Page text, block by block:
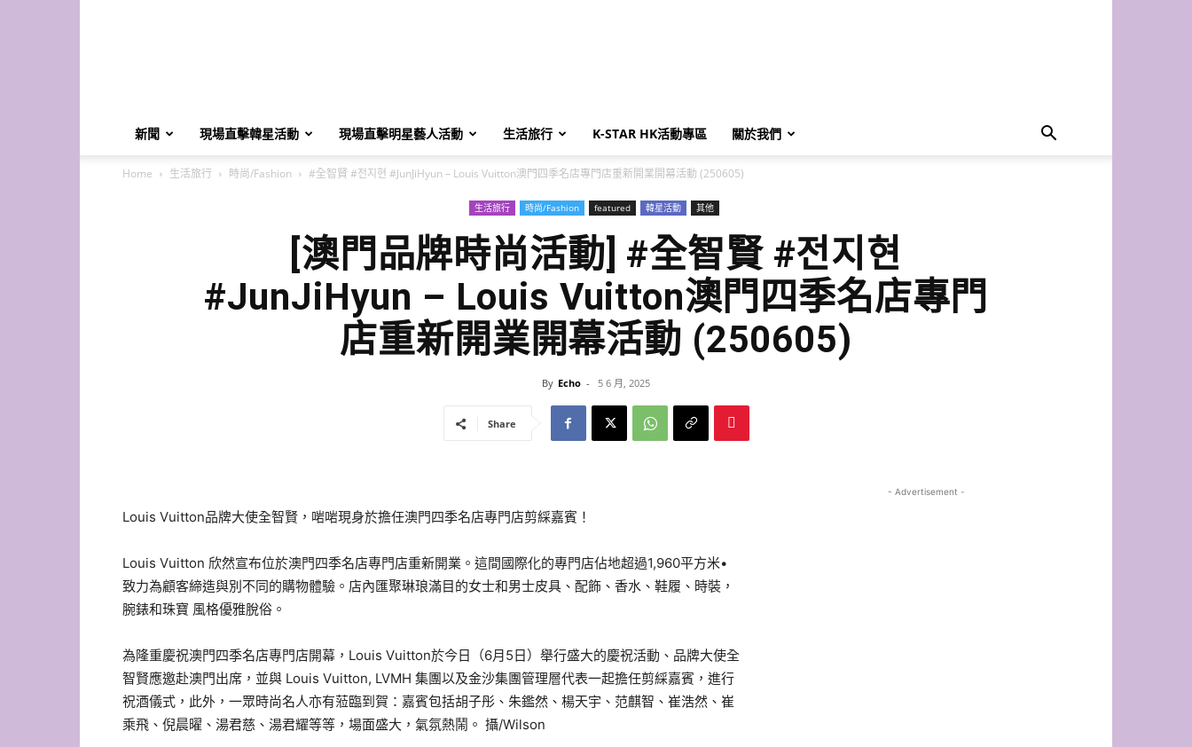
新聞 現場直擊韓星活動 現場直擊明星藝人活動 生活旅行 K-STAR HK活動專區 關於我們
Home 生活旅行 時尚/Fashion #全智賢 #전지현 #JunJiHyun – Louis Vuitton澳門四季名店專門店重新開業開幕活動 (250605)
生活旅行 時尚/Fashion featured 韓星活動 其他
[澳門品牌時尚活動] #全智賢 #전지현
#JunJiHyun – Louis Vuitton澳門四季名店專門
店重新開業開幕活動 (250605)
By Echo - 5 6 月, 2025
Share
Louis Vuitton品牌大使全智賢，啱啱現身於擔任澳門四季名店專門店剪綵嘉賓！
Louis Vuitton 欣然宣布位於澳門四季名店專門店重新開業。這間國際化的專門店佔地超過1,960平方米•
致力為顧客締造與別不同的購物體驗。店內匯聚琳琅滿目的女士和男士皮具、配飾、香水、鞋履、時裝，
腕錶和珠寶 風格優雅脫俗。
為隆重慶祝澳門四季名店專門店開幕，Louis Vuitton於今日（6月5日）舉行盛大的慶祝活動、品牌大使全
智賢應邀赴澳門出席，並與 Louis Vuitton, LVMH 集團以及金沙集團管理層代表一起擔任剪綵嘉賓，進行
祝酒儀式，此外，一眾時尚名人亦有蒞臨到賀：嘉賓包括胡子彤、朱鑑然、楊天宇、范麒智、崔浩然、崔
乘飛、倪晨曜、湯君慈、湯君耀等等，場面盛大，氣氛熱鬧。 攝/Wilson
- Advertisement -